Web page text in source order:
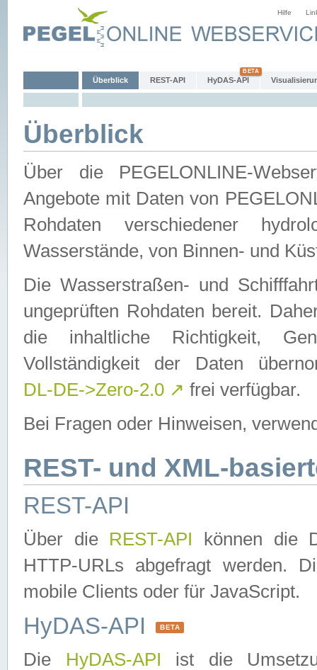
Hilfe
Überblick REST-API HyDAS-API
Überblick
Über die PEGELONLINE-
Angebote mit Daten von
Rohdaten verschiedener
Wasserstände, von Binnen- und
Die Wasserstraßen- und
ungeprüften Rohdaten bereit.
die inhaltliche Richtigkeit,
Vollständigkeit der Daten
DL-DE->Zero-2.0 ↗ frei verfügbar.
Bei Fragen oder Hinweisen,
REST- und XML-
REST-API
Über die REST-API können die
HTTP-URLs abgefragt werden.
mobile Clients oder für JavaScript.
HyDAS-API BETA
Die HyDAS-API ist die